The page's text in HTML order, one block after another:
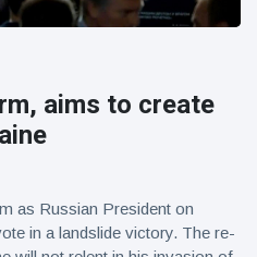
aims to create
as Russian President on
in a landslide victory. The re-